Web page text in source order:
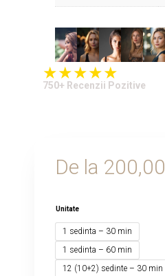
750+ Recenzii Pozitive
De la 200,00
Unitate
1 sedinta – 30 min
1 sedinta – 60 min
12 (10+2) sedinte – 30 min